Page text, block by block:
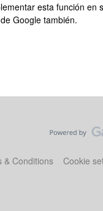
esta función en
Google también.
& Conditions Cookie